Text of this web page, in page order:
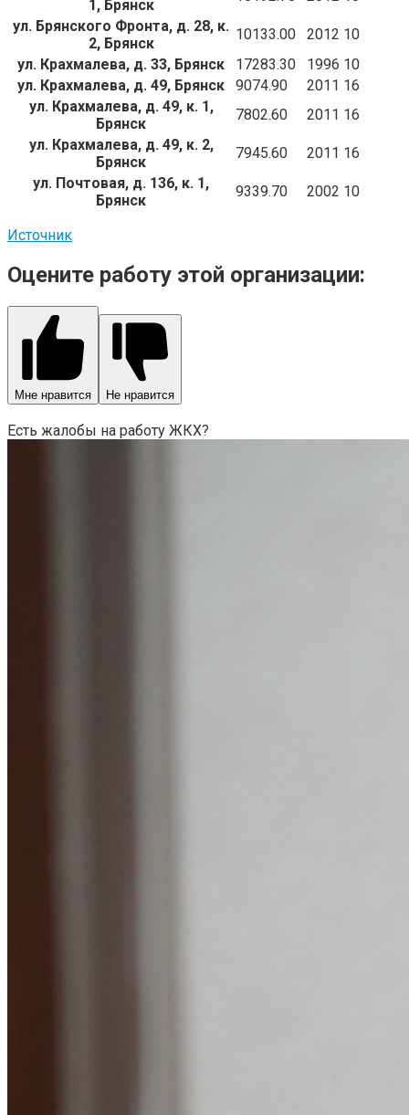
1, Брянск
ул. Брянского Фронта, д. 28, к.
2, Брянск
10133.00 2012 10
ул. Крахмалева, д. 33, Брянск
17283.30 1996 10
ул. Крахмалева, д. 49, Брянск
9074.90 2011 16
ул. Крахмалева, д. 49, к. 1,
Брянск
7802.60 2011 16
ул. Крахмалева, д. 49, к. 2,
Брянск
7945.60 2011 16
ул. Почтовая, д. 136, к. 1,
Брянск
9339.70 2002 10
Источник
Оцените работу этой организации:
Мне нравится Не нравится
Есть жалобы на работу ЖКХ?